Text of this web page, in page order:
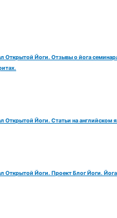
Йоги. Отзывы о йога
Открытой Йоги. Статьи на английском
Открытой Йоги. Проект Блог Йоги. Йога